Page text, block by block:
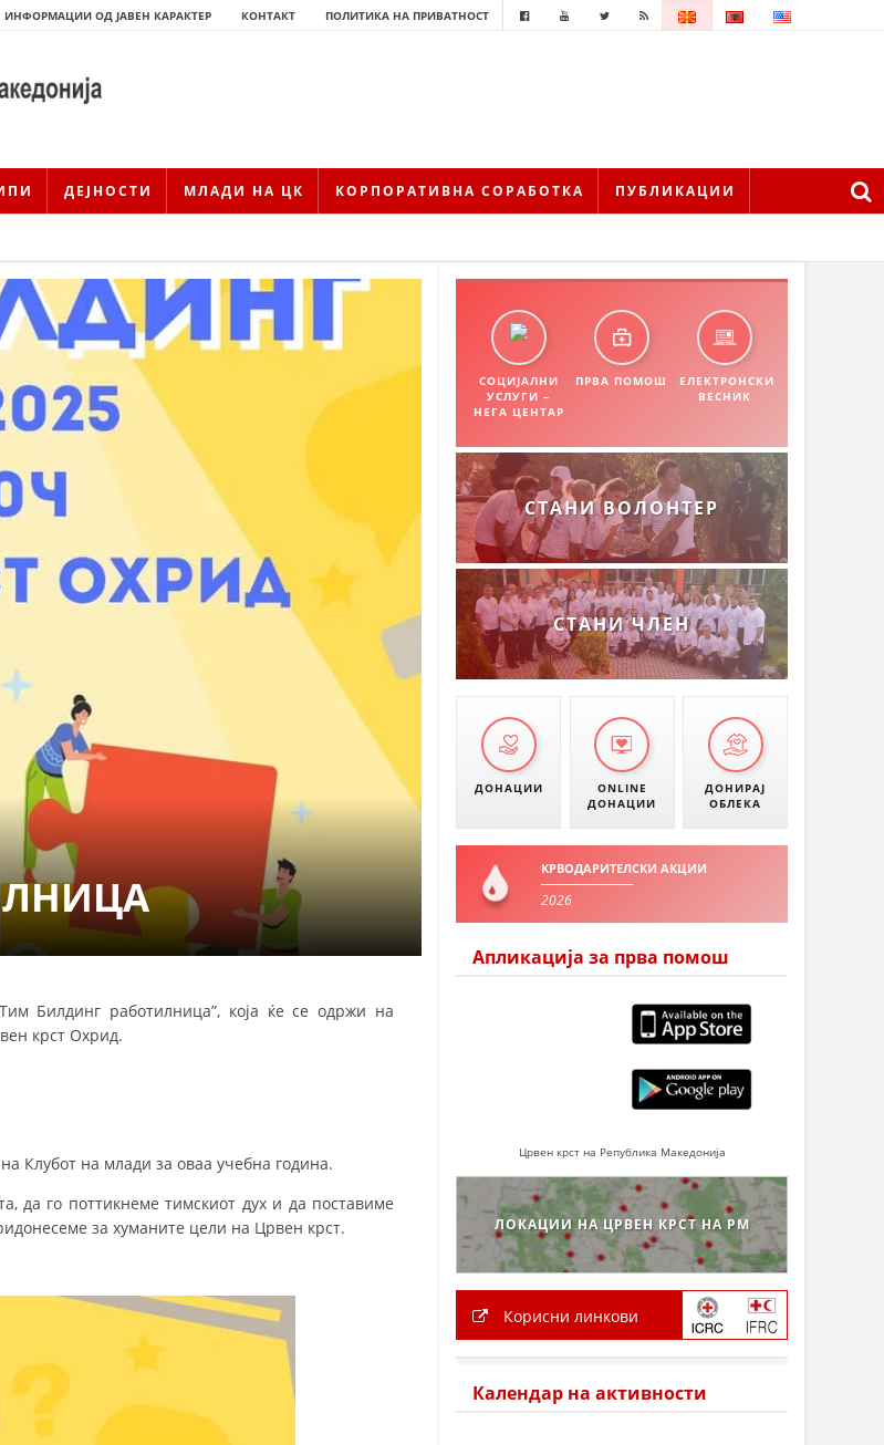
ИНФОРМАЦИИ ОД ЈАВЕН КАРАКТЕР КОНТАКТ ПОЛИТИКА НА ПРИВАТНОСТ
ДЕЈНОСТИ МЛАДИ НА ЦК КОРПОРАТИВНА СОРАБОТКА ПУБЛИКАЦИИ
ИСТОРИЈАТ НА ЦКРМ
ИСТОРИЈАТ НА ДВИЖЕЊЕТО
СТРУКТУРА НА ОРГАНИЗАЦИЈАТА
ЧЛЕНСТВО ВО ПРОФЕСИОНАЛНИ ТЕЛА
СТАТУТ НА ЦКРМ
ОРГАНИЗАЦИЈА И РАЗВОЈ
РАКОВОДЕН ОДБОР
ДИСЕМИНАЦИЈА
КАКО ДА ДОНИРАТЕ
ТИМОВИ НА ООЦК ОХРИД
– ПОДГОТВЕНОСТ И ДЕЈСТВУВАЊЕ ПРИ КАТАСТРОФИ
ИСТРАЖУВАЊЕ НА ЈАВНО МИСЛЕЊЕ
Билдинг работилница”, која ќе се одржи на
крст Охрид.
Клубот на млади за оваа учебна година.
да го поттикнеме тимскиот дух и да поставиме
за хуманите цели на Црвен крст.
СОЦИЈАЛНИ
УСЛУГИ –
НЕГА ЦЕНТАР
ПРВА ПОМОШ
ЕЛЕКТРОНСКИ
ВЕСНИК
СТАНИ ВОЛОНТЕР
СТАНИ ЧЛЕН
ДОНАЦИИ
ONLINE
ДОНАЦИИ
ДОНИРАЈ
ОБЛЕКА
КРВОДАРИТЕЛСКИ АКЦИИ
2026
Апликација за прва помош
Црвен крст на Република Македонија
ЛОКАЦИИ НА ЦРВЕН КРСТ НА РМ
Корисни линкови
Календар на активности